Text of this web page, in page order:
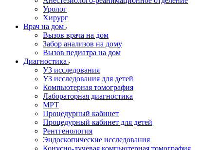
Уролог
Хирург
Врач на дом
Вызов врача на дом
Забор анализов на дому
Вызов педиатра на дом
Диагностика
УЗ исследования
УЗ исследования для детей
Компьютерная томография
Лабораторная диагностика
МРТ
Процедурный кабинет
Процедурный кабинет для детей
Рентгенология
Эндоскопические исследования
Конусно-лучевая компьютерная томография